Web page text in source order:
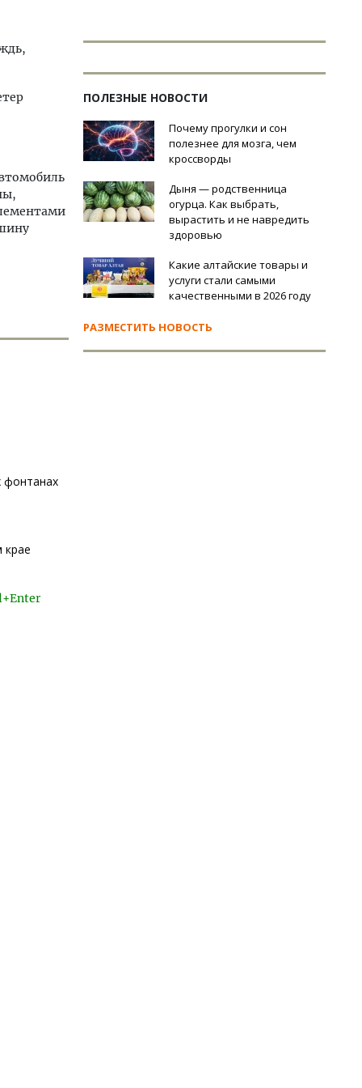
фонтанах
крае
ПОЛЕЗНЫЕ НОВОСТИ
Почему прогулки и сон
полезнее для мозга, чем
кроссворды
Дыня — родственница
огурца. Как выбрать,
вырастить и не навредить
здоровью
Какие алтайские товары и
услуги стали самыми
качественными в 2026 году
РАЗМЕСТИТЬ НОВОСТЬ